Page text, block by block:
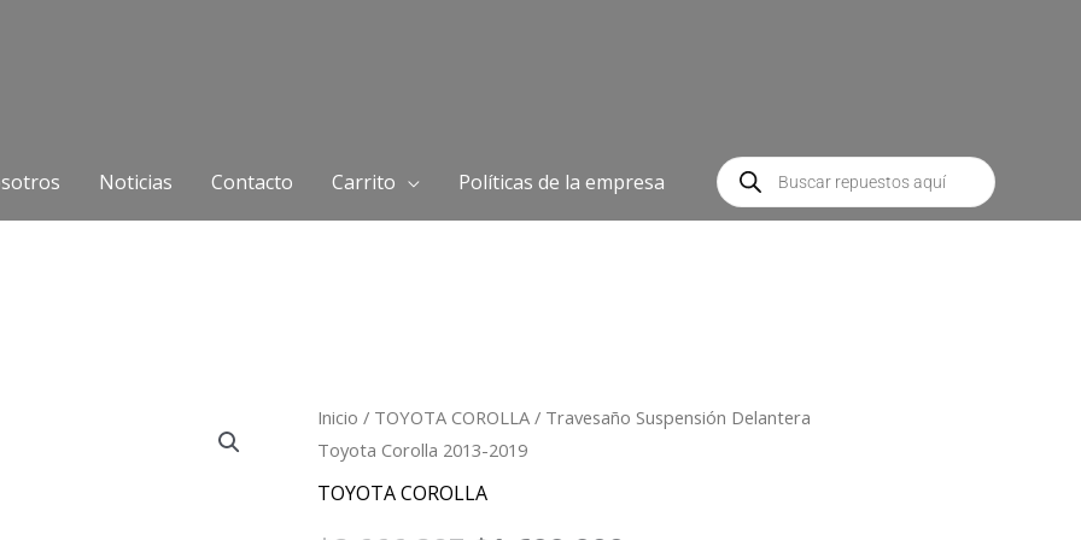
Noticias Contacto Carrito Políticas de la empresa
Búsqueda
de
productos
Inicio / TOYOTA COROLLA / Travesaño Suspensión Delantera
Toyota Corolla 2013-2019
TOYOTA COROLLA
El
precio
original
El
Travesaño
Suspensión
Delantera